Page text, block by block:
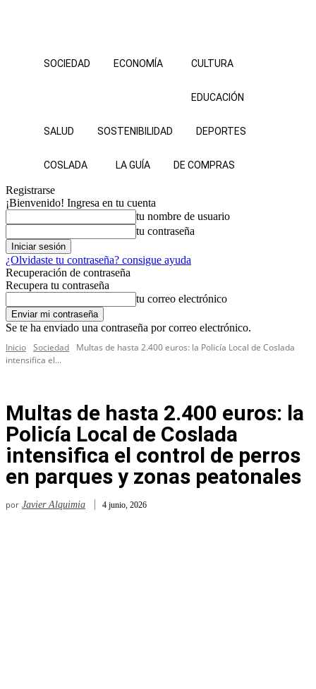
SOCIEDAD ECONOMÍA CULTURA
EDUCACIÓN
SALUD SOSTENIBILIDAD DEPORTES
COSLADA LA GUÍA DE COMPRAS
Registrarse
¡Bienvenido! Ingresa en tu cuenta
tu nombre de usuario
tu contraseña
¿Olvidaste tu contraseña? consigue ayuda
Recuperación de contraseña
Recupera tu contraseña
tu correo electrónico
Se te ha enviado una contraseña por correo electrónico.
Inicio Sociedad
Multas de hasta 2.400 euros: la Policía Local de Coslada
intensifica el...
Multas de hasta 2.400 euros: la
Policía Local de Coslada
intensifica el control de perros
en parques y zonas peatonales
por Javier Alquimia 4 junio, 2026